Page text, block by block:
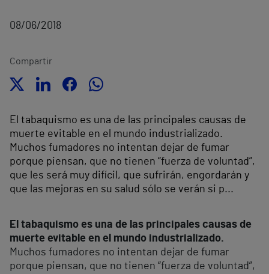
08/06/2018
Compartir
El tabaquismo es una de las principales causas de
muerte evitable en el mundo industrializado.
Muchos fumadores no intentan dejar de fumar
porque piensan, que no tienen “fuerza de voluntad”,
que les será muy difícil, que sufrirán, engordarán y
que las mejoras en su salud sólo se verán si p...
El tabaquismo es una de las principales causas de
muerte evitable en el mundo industrializado.
Muchos fumadores no intentan dejar de fumar
porque piensan, que no tienen “fuerza de voluntad”,